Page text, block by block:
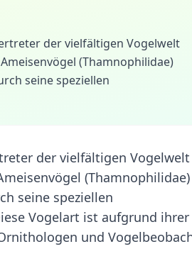
der vielfältigen Vogelwelt
(Thamnophilidae)
seine speziellen
der vielfältigen Vogelwelt
(Thamnophilidae)
seine speziellen
Vogelart ist aufgrund ihrer
und